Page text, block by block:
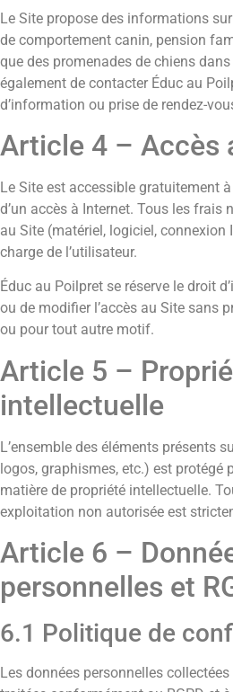
Le Site propose des informations
de comportement canin, pension
que des promenades de chiens
également de contacter Éduc au
d’information ou prise de rendez-
Article 4 – Accès
Le Site est accessible gratuitement
d’un accès à Internet. Tous les frais
au Site (matériel, logiciel, connexion
charge de l’utilisateur.
Éduc au Poilpret se réserve le droit
ou de modifier l’accès au Site sans
ou pour tout autre motif.
Article 5 –
intellectuelle
L’ensemble des éléments présents
logos, graphismes, etc.) est protégé
matière de propriété intellectuelle.
exploitation non autorisée est
Article 6 –
personnelles et
6.1 Politique de
Les données personnelles